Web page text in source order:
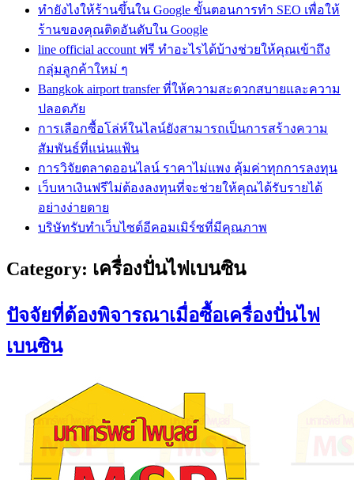
ทํายังไงให้ร้านขึ้นใน Google ขั้นตอนการทำ SEO เพื่อให้
ร้านของคุณติดอันดับใน Google
line official account ฟรี ทำอะไรได้บ้างช่วยให้คุณเข้าถึง
กลุ่มลูกค้าใหม่ ๆ
Bangkok airport transfer ที่ให้ความสะดวกสบายและความ
ปลอดภัย
การเลือกซื้อโล่ห์ในไลน์ยังสามารถเป็นการสร้างความ
สัมพันธ์ที่แน่นแฟ้น
การวิจัยตลาดออนไลน์ ราคาไม่แพง คุ้มค่าทุกการลงทุน
เว็บหาเงินฟรีไม่ต้องลงทุนที่จะช่วยให้คุณได้รับรายได้
อย่างง่ายดาย
บริษัทรับทำเว็บไซต์อีคอมเมิร์ซที่มีคุณภาพ
Category: เครื่องปั่นไฟเบนซิน
ปัจจัยที่ต้องพิจารณาเมื่อซื้อเครื่องปั่นไฟ
เบนซิน